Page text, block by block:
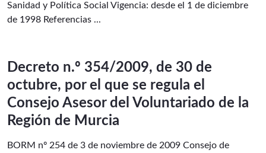
Sanidad y Política Social Vigencia: desde el 1 de diciembre
de 1998 Referencias ...
Decreto n.º 354/2009, de 30 de
octubre, por el que se regula el
Consejo Asesor del Voluntariado de la
Región de Murcia
BORM nº 254 de 3 de noviembre de 2009 Consejo de